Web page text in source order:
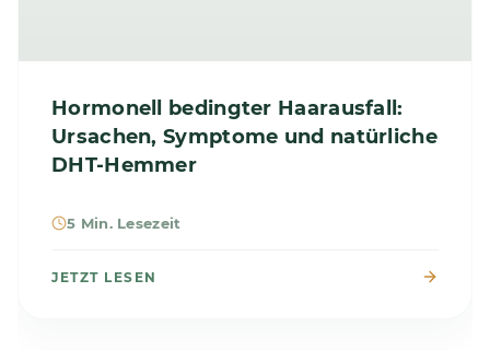
Hormonell bedingter Haarausfall:
Ursachen, Symptome und natürliche
DHT-Hemmer
5 Min. Lesezeit
JETZT LESEN